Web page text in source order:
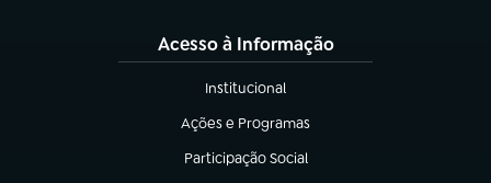
Acesso à Informação
Institucional
(abre em nova aba)
Ações e Programas
(abre em nova aba)
Participação Social
(abre em nova aba)